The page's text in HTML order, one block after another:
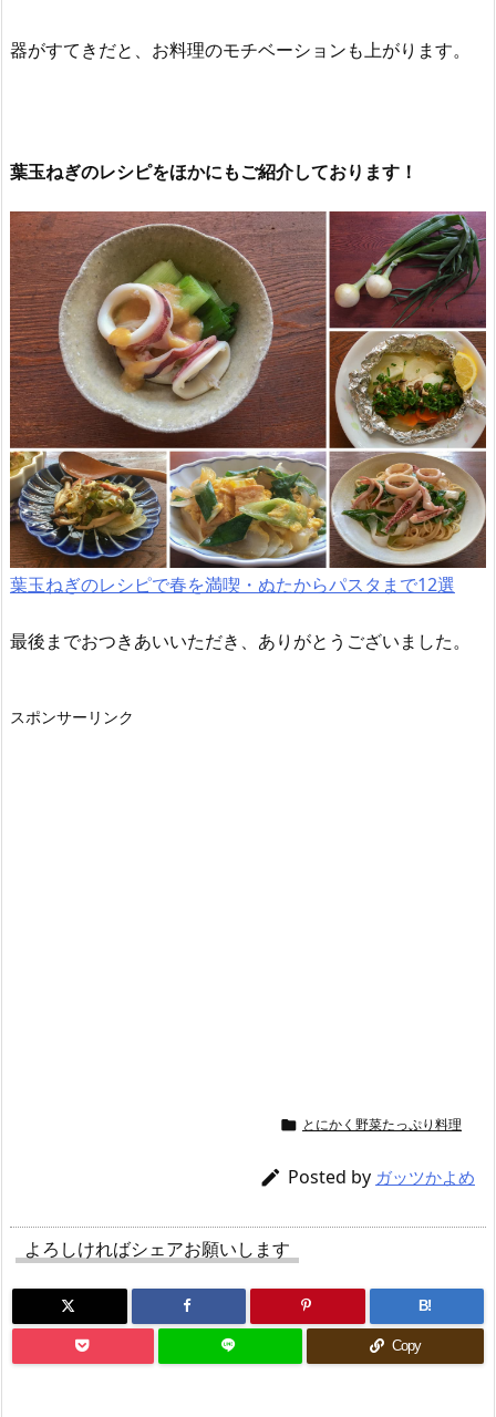
器がすてきだと、お料理のモチベーションも上がります。
葉玉ねぎのレシピをほかにもご紹介しております！
葉玉ねぎのレシピで春を満喫・ぬたからパスタまで12選
最後までおつきあいいただき、ありがとうございました。
スポンサーリンク
 とにかく野菜たっぷり料理
 Posted by ガッツかよめ
よろしければシェアお願いします
B!
Copy